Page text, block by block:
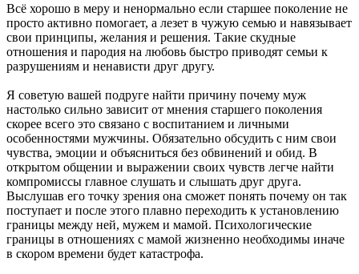
Всё хорошо в меру и ненормально если старшее поколение не
просто активно помогает, а лезет в чужую семью и навязывает
свои принципы, желания и решения. Такие скудные
отношения и пародия на любовь быстро приводят семьи к
разрушениям и ненависти друг другу.
Я советую вашей подруге найти причину почему муж
настолько сильно зависит от мнения старшего поколения
скорее всего это связано с воспитанием и личными
особенностями мужчины. Обязательно обсудить с ним свои
чувства, эмоции и объясниться без обвинений и обид. В
открытом общении и выражении своих чувств легче найти
компромиссы главное слушать и слышать друг друга.
Выслушав его точку зрения она сможет понять почему он так
поступает и после этого плавно переходить к установлению
границы между ней, мужем и мамой. Психологические
границы в отношениях с мамой жизненно необходимы иначе
в скором времени будет катастрофа.